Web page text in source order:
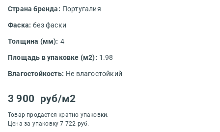
Страна бренда: Португалия
Фаска: без фаски
Толщина (мм): 4
Площадь в упаковке (м2): 1.98
Влагостойкость: Не влагостойкий
3 900 руб/м2
Товар продается кратно упаковки.
Цена за упаковку 7 722 руб.